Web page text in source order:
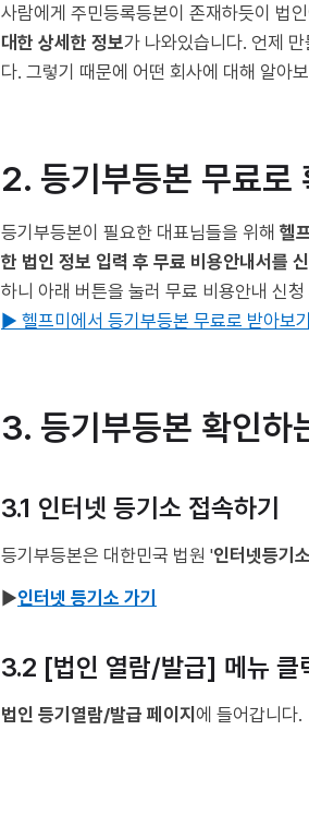
사람에게 주민등록등본이 존재하듯이 법
대한 상세한 정보가 나와있습니다. 언제
다. 그렇기 때문에 어떤 회사에 대해 알아
2. 등기부등본 무료로
등기부등본이 필요한 대표님들을 위해 헬
한 법인 정보 입력 후 무료 비용안내서를
하니 아래 버튼을 눌러 무료 비용안내 신
▶ 헬프미에서 등기부등본 무료로 받아보기
3. 등기부등본 확인하
3.1 인터넷 등기소 접속하기
등기부등본은 대한민국 법원 '인터넷등기소
▶인터넷 등기소 가기
3.2 [법인 열람/발급] 메뉴 클
법인 등기열람/발급 페이지 에 들어갑니다.